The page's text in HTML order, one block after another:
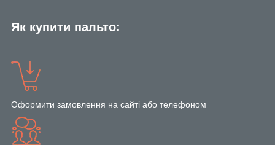
Як купити пальто:
Оформити замовлення на сайті або телефоном